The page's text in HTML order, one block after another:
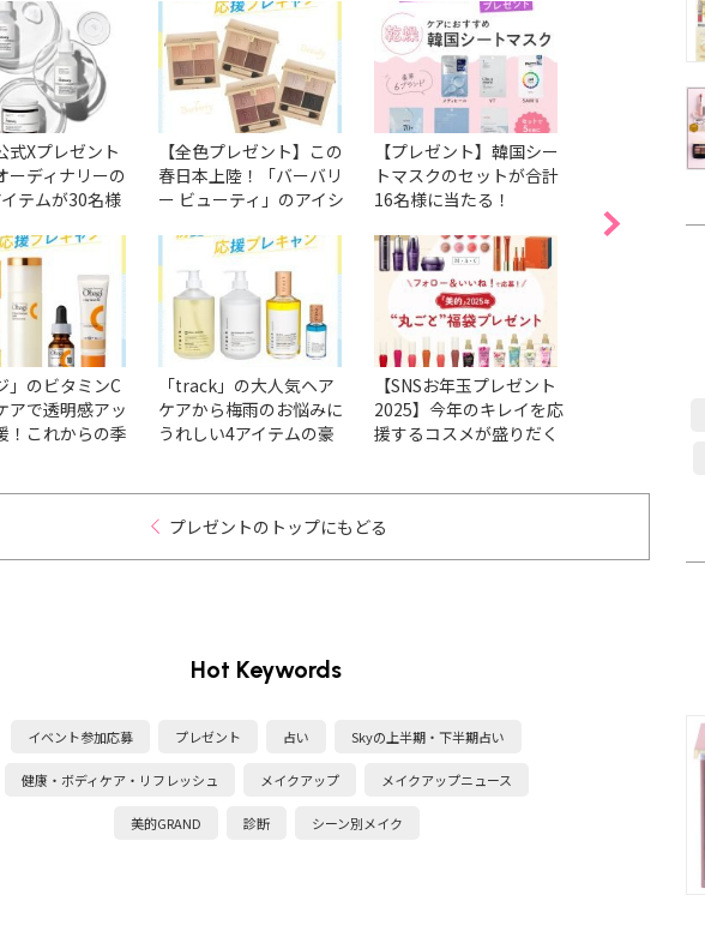
式Xプレゼント
ーディナリーの
テムが30名様
」のビタミンC
アで透明感アッ
！これからの季
】
【全色プレゼント】この
春日本上陸！「バーバリ
ー ビューティ」のアイシ
をセットで3名様にプレ
ゼント【初夏Beauty応援
Instagramプレゼント】
「track」の大人気ヘア
ケアから梅雨のお悩みに
うれしい4アイテムの豪
ト】
【プレゼント】韓国シー
トマスクのセットが合計
16名様に当たる！
【SNSお年玉プレゼント
2025】今年のキレイを応
援するコスメが盛りだく
洗濯中から脱
で…好きな香
ロマリッチ」
すぎ♡ ポール
をセットで1
プレゼントのトップにもどる
Hot Keywords
イベント参加応募 プレゼント 占い Skyの上半期・下半期占い
健康・ボディケア・リフレッシュ メイクアップ メイクアップニュース
美的GRAND 診断 シーン別メイク